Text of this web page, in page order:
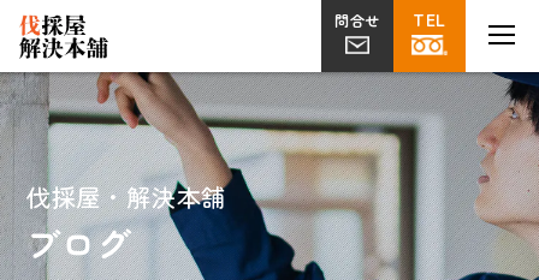
問合せ TEL
問合せ TEL
伐採屋・解決本舗
ブログ
伐採
剪定
植栽・外構
解体工事
屋上
菜園